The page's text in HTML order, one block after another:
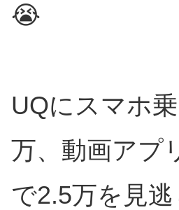
😭
UQにスマホ
万、動画アプ
で2.5万を見逃